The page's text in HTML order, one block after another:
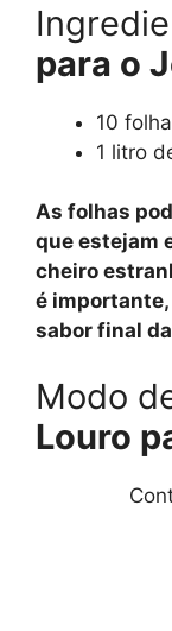
para o
10
1 litro
As folhas
que estejam
cheiro
é
sabor final
Modo
Louro